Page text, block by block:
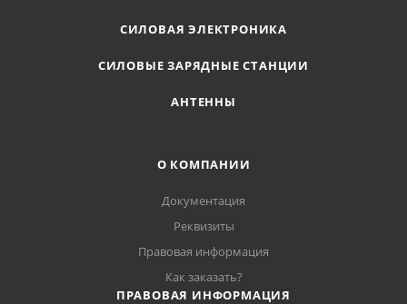
СИЛОВАЯ ЭЛЕКТРОНИКА
СИЛОВЫЕ ЗАРЯДНЫЕ СТАНЦИИ
АНТЕННЫ
О КОМПАНИИ
Документация
Реквизиты
Правовая информация
Как заказать?
ПРАВОВАЯ ИНФОРМАЦИЯ